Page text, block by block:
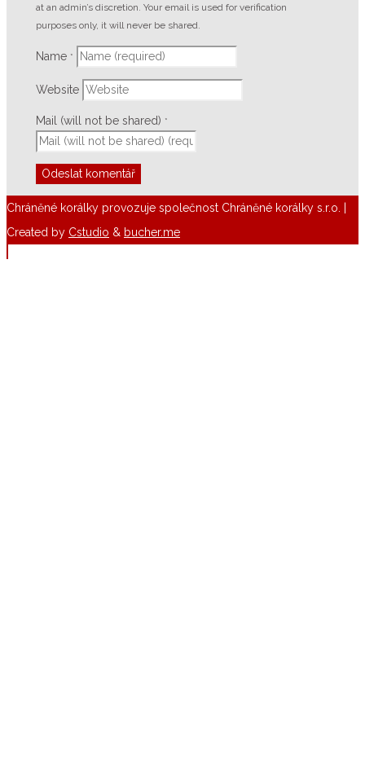
at an admin’s discretion. Your email is used for verification
purposes only, it will never be shared.
Name *
Website
Mail (will not be shared) *
Chráněné korálky provozuje společnost Chráněné korálky s.r.o. |
Created by Cstudio & bucher.me